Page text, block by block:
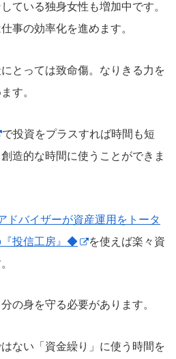
ている独身女性も増加中です。
事の効率化を進めます。
とっては致命傷。なりきる力を
す。
で投資をプラスすれば時間も短
造的な時間に使うことができま
ドバイザーが資産運用をトータ
投信工房』◆
を使えば楽々資
の身を守る必要があります。
ない「資金繰り」に使う時間を